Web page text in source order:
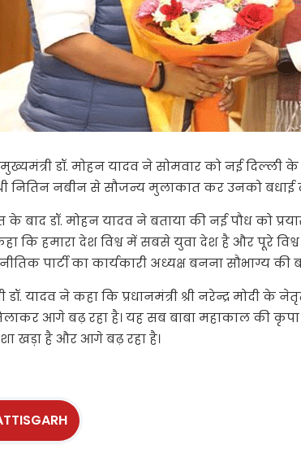
मुख्यमंत्री डॉ. मोहन यादव ने सोमवार को नई दिल्ली
नितिन नबीन से सौजन्य मुलाकात कर उनको बधाई
के बाद डॉ. मोहन यादव ने बताया की नई पौध को
कि हमारा देश विश्व में सबसे युवा देश है और पूरे
पार्टी का कार्यकारी अध्यक्ष बनना सौभाग्य की
डॉ. यादव ने कहा कि प्रधानमंत्री श्री नरेन्द्र मोदी
आगे बढ़ रहा है। यह सब बाबा महाकाल की
खड़ा है और आगे बढ़ रहा है।